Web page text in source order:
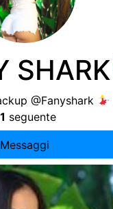
SHARK
@Fanyshark
seguente
Messaggi